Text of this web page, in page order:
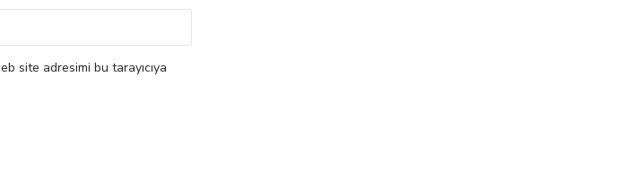
site adresimi bu tarayıcıya